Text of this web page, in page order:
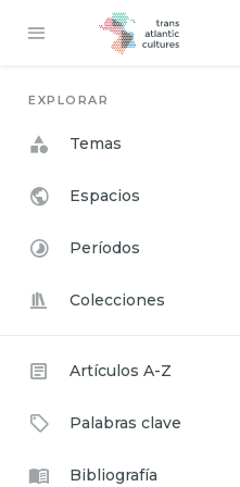
EXPLORAR
Temas
Espacios
Períodos
Colecciones
Artículos A-Z
Palabras clave
Bibliografía